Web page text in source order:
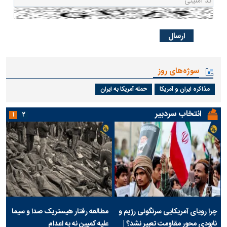
سوژه‌های روز
مذاکره ایران و آمریکا حمله آمریکا به ایران
انتخاب سردبیر
چرا رویای آمریکایی سرنگونی رژیم و
نابودی محور مقاومت تعبیر نشد؟ |
مطالعه رفتار هیستریک صدا و سیما
علیه کمپین نه به اعدام
۱ ۲